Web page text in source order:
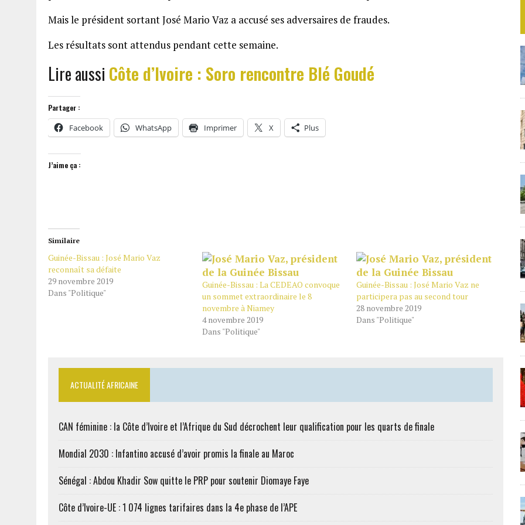
Mais le président sortant José Mario Vaz a accusé ses adversaires de fraudes.
Les résultats sont attendus pendant cette semaine.
Lire aussi Côte d’Ivoire : Soro rencontre Blé Goudé
Partager :
Facebook WhatsApp Imprimer X Plus
J’aime ça :
Similaire
Guinée-Bissau : José Mario Vaz
reconnaît sa défaite
29 novembre 2019
Dans "Politique"
Guinée-Bissau : La CEDEAO convoque
un sommet extraordinaire le 8
novembre à Niamey
4 novembre 2019
Dans "Politique"
Guinée-Bissau : José Mario Vaz ne
participera pas au second tour
28 novembre 2019
Dans "Politique"
ACTUALITÉ AFRICAINE
CAN féminine : la Côte d’Ivoire et l’Afrique du Sud décrochent leur qualification pour les quarts de finale
Mondial 2030 : Infantino accusé d’avoir promis la finale au Maroc
Sénégal : Abdou Khadir Sow quitte le PRP pour soutenir Diomaye Faye
Côte d’Ivoire-UE : 1 074 lignes tarifaires dans la 4e phase de l’APE